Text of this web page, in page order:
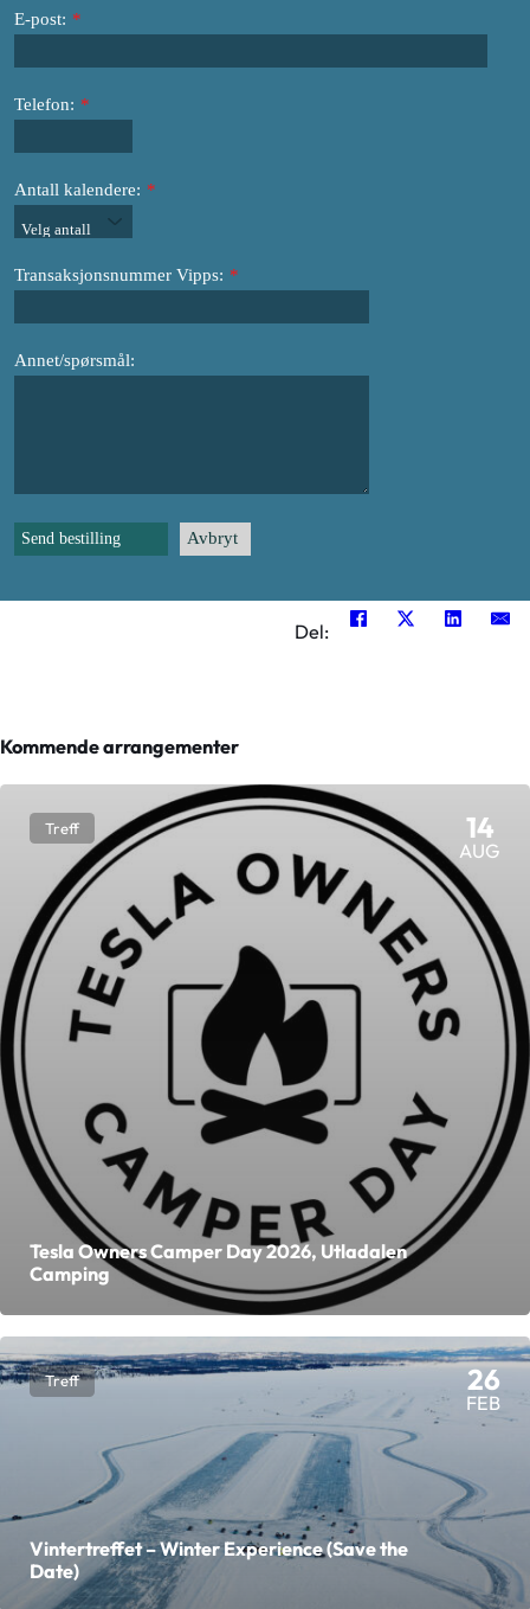
E-post: *
Telefon: *
Antall kalendere: *
Transaksjonsnummer Vipps: *
Annet/spørsmål:
Send bestilling Avbryt
Del:
Kommende arrangementer
Treff 14
AUG
Tesla Owners Camper Day 2026, Utladalen
Camping
Treff 26
FEB
Vintertreffet – Winter Experience (Save the
Date)